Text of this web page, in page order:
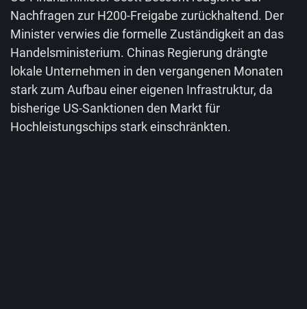
Nachfragen zur H200-Freigabe zurückhaltend. Der
Minister verwies die formelle Zuständigkeit an das
Handelsministerium. Chinas Regierung drängte
lokale Unternehmen in den vergangenen Monaten
stark zum Aufbau einer eigenen Infrastruktur, da
bisherige US-Sanktionen den Markt für
Hochleistungschips stark einschränkten.